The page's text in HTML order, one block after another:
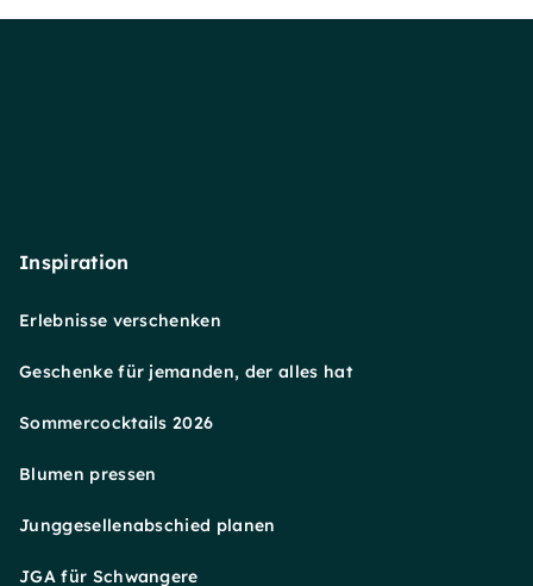
Inspiration
Erlebnisse verschenken
Geschenke für jemanden, der alles hat
Sommercocktails 2026
Blumen pressen
Junggesellenabschied planen
JGA für Schwangere